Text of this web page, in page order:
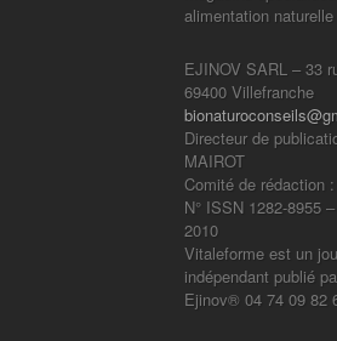
alimentation naturelle
EJINOV SARL – 33
69400 Villefranche
Directeur de
MAIROT
Comité de rédaction
N° ISSN 1282-8955
2010
Vitaleforme est un
indépendant publié
Ejinov® 04 74 09 82